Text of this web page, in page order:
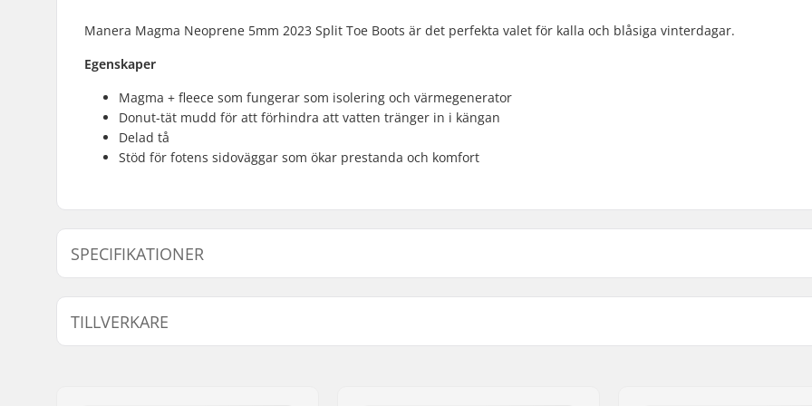
Manera Magma Neoprene 5mm 2023 Split Toe Boots är det perfekta valet för kalla och blåsiga vinterdagar.
Egenskaper
Magma + fleece som fungerar som isolering och värmegenerator
Donut-tät mudd för att förhindra att vatten tränger in i kängan
Delad tå
Stöd för fotens sidoväggar som ökar prestanda och komfort
SPECIFIKATIONER
Tjocklek:
5mm
Aktivitet:
Vatten Temperatur:
TILLVERKARE